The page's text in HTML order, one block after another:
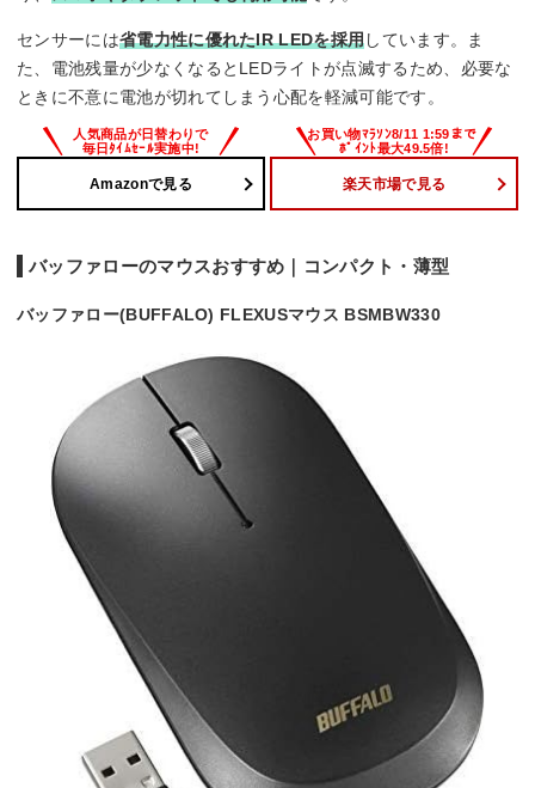
センサーには省電力性に優れたIR LEDを採用しています。ま
た、電池残量が少なくなるとLEDライトが点滅するため、必要な
ときに不意に電池が切れてしまう心配を軽減可能です。
Amazonで見る 楽天市場で見る
バッファローのマウスおすすめ｜コンパクト・薄型
バッファロー(BUFFALO) FLEXUSマウス BSMBW330